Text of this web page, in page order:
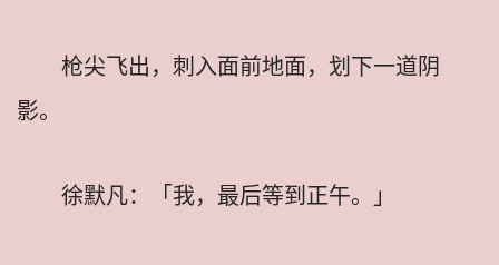
枪尖飞出，刺入面前地面，划下一道阴
影。
徐默凡：「我，最后等到正午。」